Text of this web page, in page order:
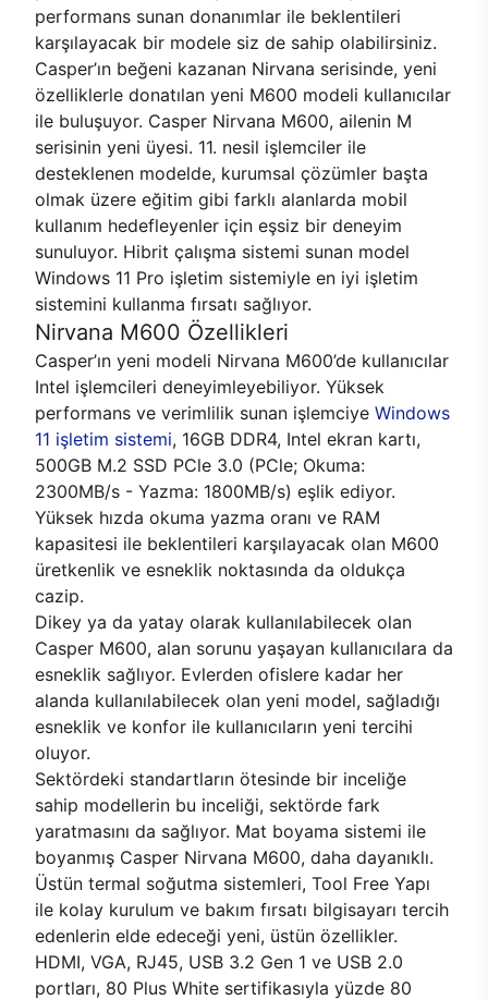
performans sunan donanımlar ile beklentileri
karşılayacak bir modele siz de sahip olabilirsiniz.
Casper’ın beğeni kazanan Nirvana serisinde, yeni
özelliklerle donatılan yeni M600 modeli kullanıcılar
ile buluşuyor. Casper Nirvana M600, ailenin M
serisinin yeni üyesi. 11. nesil işlemciler ile
desteklenen modelde, kurumsal çözümler başta
olmak üzere eğitim gibi farklı alanlarda mobil
kullanım hedefleyenler için eşsiz bir deneyim
sunuluyor. Hibrit çalışma sistemi sunan model
Windows 11 Pro işletim sistemiyle en iyi işletim
sistemini kullanma fırsatı sağlıyor.
Nirvana M600 Özellikleri
Casper’ın yeni modeli Nirvana M600’de kullanıcılar
Intel işlemcileri deneyimleyebiliyor. Yüksek
performans ve verimlilik sunan işlemciye Windows
11 işletim sistemi, 16GB DDR4, Intel ekran kartı,
500GB M.2 SSD PCle 3.0 (PCle; Okuma:
2300MB/s - Yazma: 1800MB/s) eşlik ediyor.
Yüksek hızda okuma yazma oranı ve RAM
kapasitesi ile beklentileri karşılayacak olan M600
üretkenlik ve esneklik noktasında da oldukça
cazip.
Dikey ya da yatay olarak kullanılabilecek olan
Casper M600, alan sorunu yaşayan kullanıcılara da
esneklik sağlıyor. Evlerden ofislere kadar her
alanda kullanılabilecek olan yeni model, sağladığı
esneklik ve konfor ile kullanıcıların yeni tercihi
oluyor.
Sektördeki standartların ötesinde bir inceliğe
sahip modellerin bu inceliği, sektörde fark
yaratmasını da sağlıyor. Mat boyama sistemi ile
boyanmış Casper Nirvana M600, daha dayanıklı.
Üstün termal soğutma sistemleri, Tool Free Yapı
ile kolay kurulum ve bakım fırsatı bilgisayarı tercih
edenlerin elde edeceği yeni, üstün özellikler.
HDMI, VGA, RJ45, USB 3.2 Gen 1 ve USB 2.0
portları, 80 Plus White sertifikasıyla yüzde 80